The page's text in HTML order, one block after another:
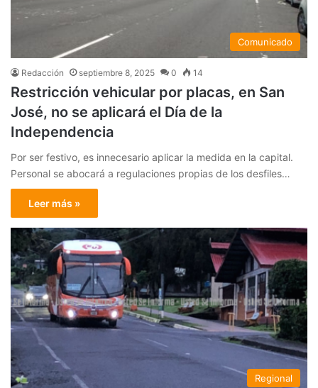
Comunicado
Redacción septiembre 8, 2025 0 14
Restricción vehicular por placas, en San
José, no se aplicará el Día de la
Independencia
Por ser festivo, es innecesario aplicar la medida en la capital.
Personal se abocará a regulaciones propias de los desfiles…
Leer más »
Regional